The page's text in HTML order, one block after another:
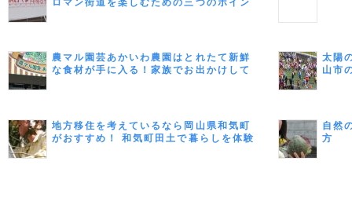
農マル園芸あかいわ農園はとれたて新鮮
な食材が手に入る！家族でお出かけして
太陽
山市
地方移住を考えているなら岡山県和気町
がおすすめ！ 和気町田土で暮らしを体験
自然
方